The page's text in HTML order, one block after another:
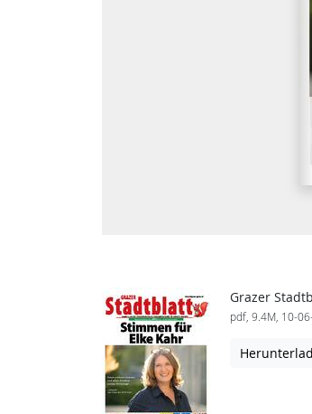
Grazer
pdf, 9.4M, 10-